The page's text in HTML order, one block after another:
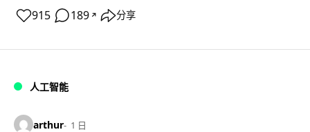
915 189 ↗ 分享
人工智能
arthur 1 日